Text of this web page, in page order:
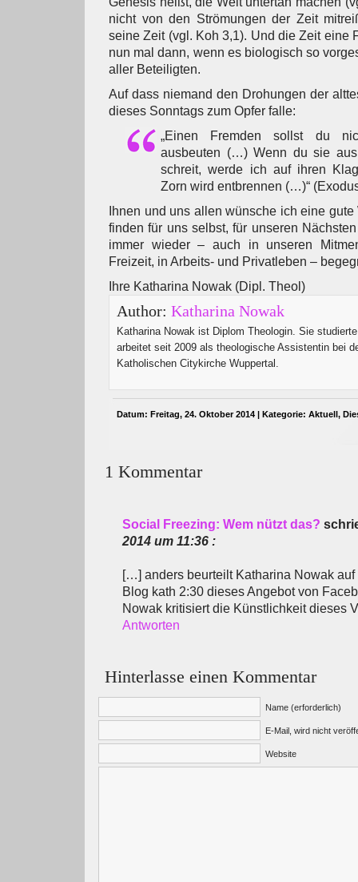
nicht von den Strömungen der Zeit
seine Zeit (vgl. Koh 3,1). Und die Zeit eine
nun mal dann, wenn es biologisch so
aller Beteiligten.
Auf dass niemand den Drohungen der
dieses Sonntags zum Opfer falle:
„Einen Fremden sollst du
ausbeuten (…) Wenn du sie
schreit, werde ich auf ihren
Zorn wird entbrennen (…)“
Ihnen und uns allen wünsche ich eine
finden für uns selbst, für unseren
immer wieder – auch in unseren
Freizeit, in Arbeits- und Privatleben –
Ihre Katharina Nowak (Dipl. Theol)
Author:Katharina Nowak
Katharina Nowak ist Diplom Theologin. Sie
arbeitet seit 2009 als theologische Assistentin bei
Katholischen Citykirche Wuppertal.
Datum: Freitag, 24. Oktober 2014 | Kategorie: Aktuell,
1 Kommentar
Social Freezing: Wem nützt das?
2014 um 11:36 :
[…] anders beurteilt Katharina Nowak
Blog kath 2:30 dieses Angebot von
Nowak kritisiert die Künstlichkeit dieses
Antworten
Hinterlasse einen Kommentar
Name (erforderlich)
E-Mail, wird nicht
Website